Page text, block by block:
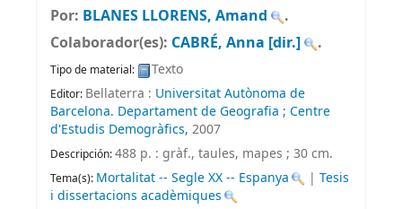
Por: BLANES LLORENS, Amand
.
Colaborador(es): CABRÉ, Anna [dir.] .
Tipo de material: Texto
Editor: Bellaterra : Universitat Autònoma de
Barcelona. Departament de Geografia ; Centre
d'Estudis Demogràfics, 2007
Descripción:488 p. : gràf., taules, mapes ; 30 cm.
Tema(s): Mortalitat -- Segle XX -- Espanya |Tesis
i dissertacions acadèmiques